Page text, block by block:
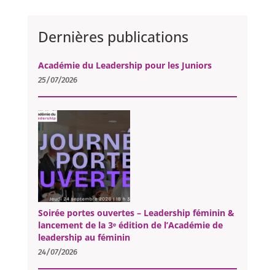
Dernières publications
Académie du Leadership pour les Juniors
25/07/2026
Soirée portes ouvertes – Leadership féminin &
lancement de la 3ᵉ édition de l’Académie de
leadership au féminin
24/07/2026